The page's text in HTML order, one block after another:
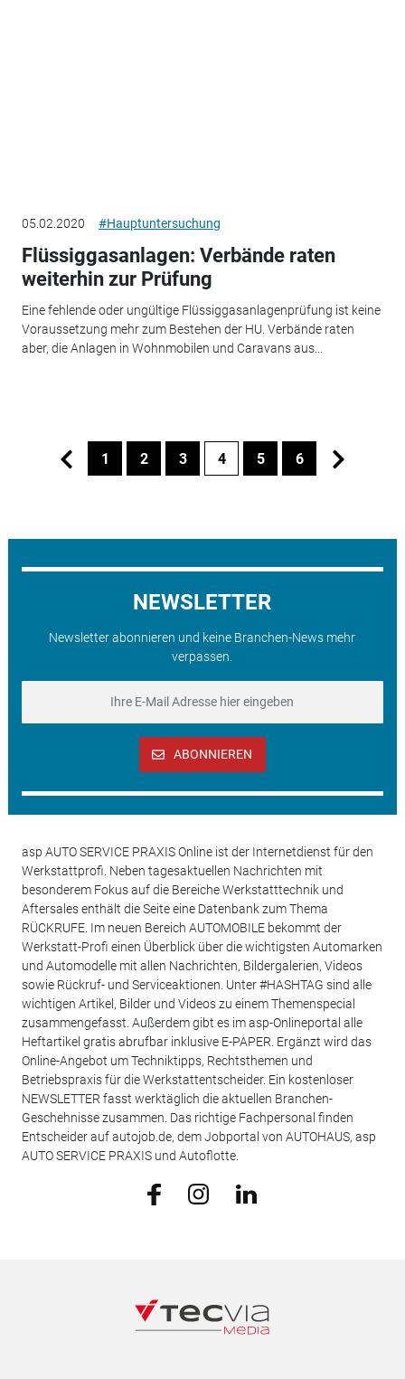
05.02.2020 #Hauptuntersuchung
Flüssiggasanlagen: Verbände raten
weiterhin zur Prüfung
Eine fehlende oder ungültige Flüssiggasanlagenprüfung ist keine
Voraussetzung mehr zum Bestehen der HU. Verbände raten
aber, die Anlagen in Wohnmobilen und Caravans aus...
1 2 3 4 5 6
NEWSLETTER
Newsletter abonnieren und keine Branchen-News mehr
verpassen.
ABONNIEREN
asp AUTO SERVICE PRAXIS Online ist der Internetdienst für den
Werkstattprofi. Neben tagesaktuellen Nachrichten mit
besonderem Fokus auf die Bereiche Werkstatttechnik und
Aftersales enthält die Seite eine Datenbank zum Thema
RÜCKRUFE. Im neuen Bereich AUTOMOBILE bekommt der
Werkstatt-Profi einen Überblick über die wichtigsten Automarken
und Automodelle mit allen Nachrichten, Bildergalerien, Videos
sowie Rückruf- und Serviceaktionen. Unter #HASHTAG sind alle
wichtigen Artikel, Bilder und Videos zu einem Themenspecial
zusammengefasst. Außerdem gibt es im asp-Onlineportal alle
Heftartikel gratis abrufbar inklusive E-PAPER. Ergänzt wird das
Online-Angebot um Techniktipps, Rechtsthemen und
Betriebspraxis für die Werkstattentscheider. Ein kostenloser
NEWSLETTER fasst werktäglich die aktuellen Branchen-
Geschehnisse zusammen. Das richtige Fachpersonal finden
Entscheider auf autojob.de, dem Jobportal von AUTOHAUS, asp
AUTO SERVICE PRAXIS und Autoflotte.